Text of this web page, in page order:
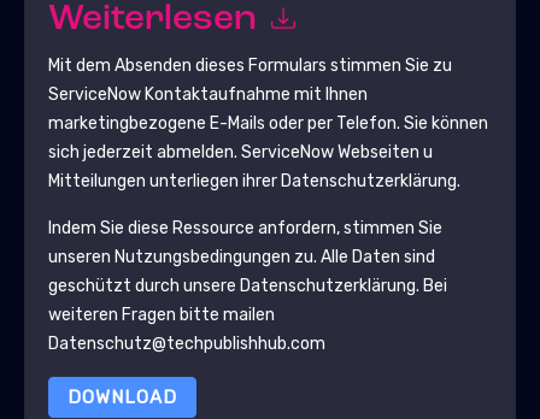
Weiterlesen
Mit dem Absenden dieses Formulars stimmen Sie zu
ServiceNowKontaktaufnahme mit Ihnen
marketingbezogene E-Mails oder per Telefon. Sie können
sich jederzeit abmelden. ServiceNowWebseiten u
Mitteilungen unterliegen ihrer Datenschutzerklärung.
Indem Sie diese Ressource anfordern, stimmen Sie
unseren Nutzungsbedingungen zu. Alle Daten sind
geschützt durch unsere Datenschutzerklärung. Bei
weiteren Fragen bitte mailen
Datenschutz@techpublishhub.com
DOWNLOAD